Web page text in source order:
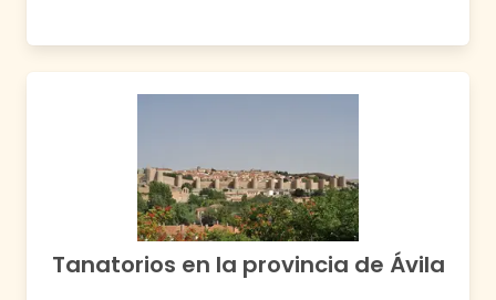
Tanatorios en la provincia de Ávila